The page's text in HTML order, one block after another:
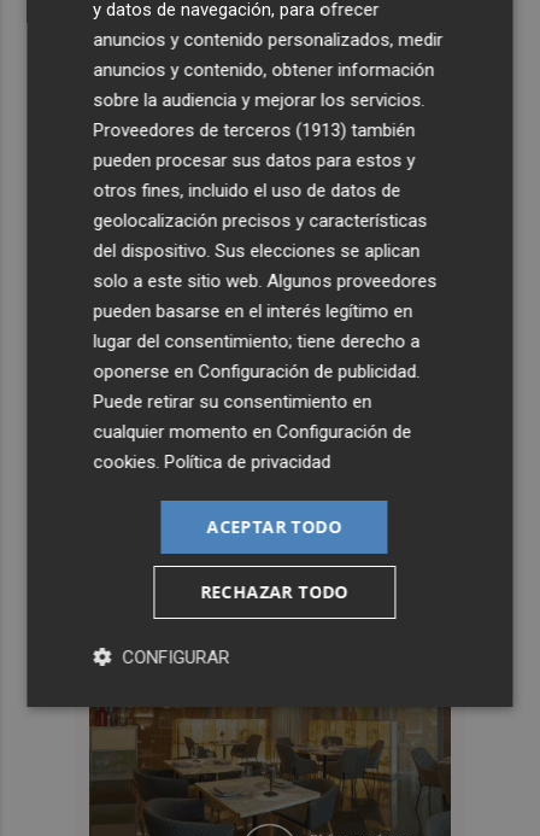
y datos de navegación, para ofrecer
anuncios y contenido personalizados, medir
anuncios y contenido, obtener información
sobre la audiencia y mejorar los servicios.
Proveedores de terceros (1913) también
pueden procesar sus datos para estos y
otros fines, incluido el uso de datos de
geolocalización precisos y características
del dispositivo. Sus elecciones se aplican
solo a este sitio web. Algunos proveedores
pueden basarse en el interés legítimo en
lugar del consentimiento; tiene derecho a
oponerse enConfiguración de publicidad
Puede retirar su consentimiento en
cualquier momento enConfiguración de
cookies .Política de privacidad
ACEPTAR TODO
RECHAZAR TODO
CONFIGURAR